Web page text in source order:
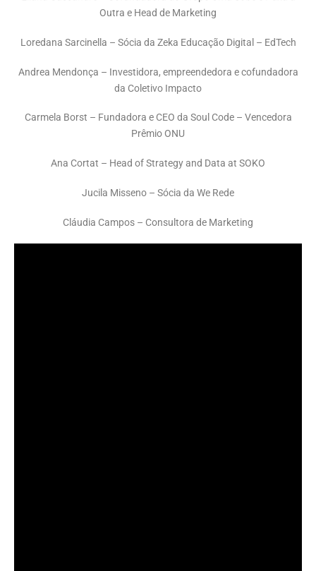
Outra e Head de Marketing
Loredana Sarcinella – Sócia da Zeka Educação Digital – EdTech
Andrea Mendonça – Investidora, empreendedora e cofundadora
da Coletivo Impacto
Carmela Borst – Fundadora e CEO da Soul Code – Vencedora
Prêmio ONU
Ana Cortat – Head of Strategy and Data at SOKO
Jucila Misseno – Sócia da We Rede
Cláudia Campos – Consultora de Marketing